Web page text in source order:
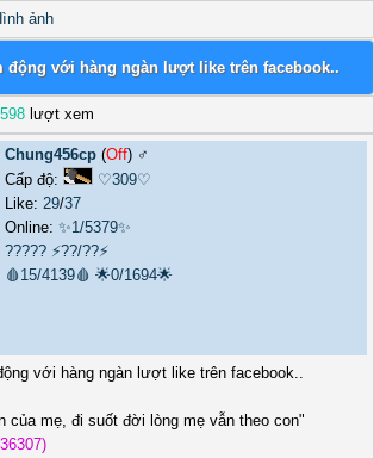
ảnh
động với hàng ngàn lượt like trên facebook..
lượt xem
Chung456cp (Off) ♂️
Cấp độ:
♡309♡
Like: 29/37
Online: ✨1/5379✨
????? ⚡??/??⚡
🩸15/4139🩸 🌟0/1694🌟
của mẹ, đi suốt đời lòng mẹ vẫn theo con"